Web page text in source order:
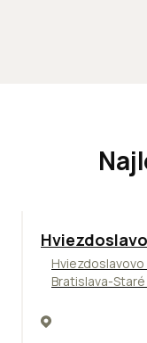
ODPORÚČAME
Hviezdoslavovo
Bratislava-